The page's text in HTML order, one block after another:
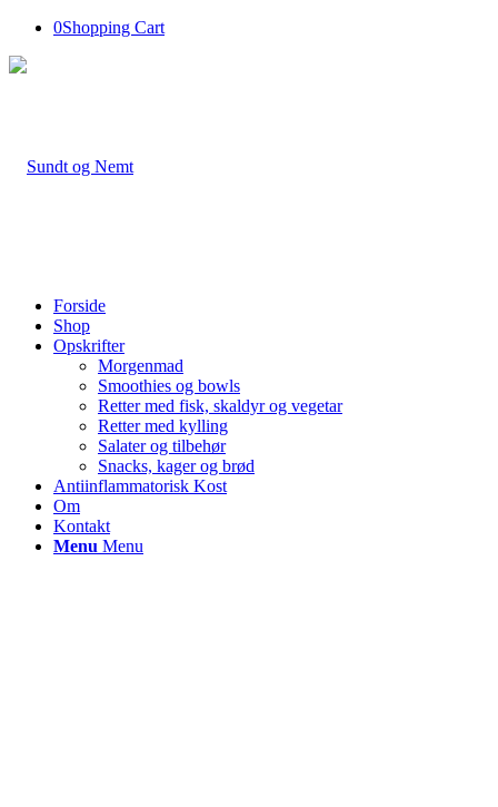
0Shopping Cart
Forside
Shop
Opskrifter
Morgenmad
Smoothies og bowls
Retter med fisk, skaldyr og vegetar
Retter med kylling
Salater og tilbehør
Snacks, kager og brød
Antiinflammatorisk Kost
Om
Kontakt
Menu Menu